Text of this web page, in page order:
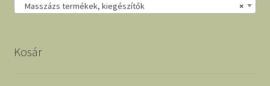
×
Masszázs termékek, kiegészítők
Kosár